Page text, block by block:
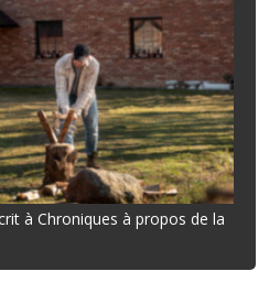
à Chroniques à propos de la